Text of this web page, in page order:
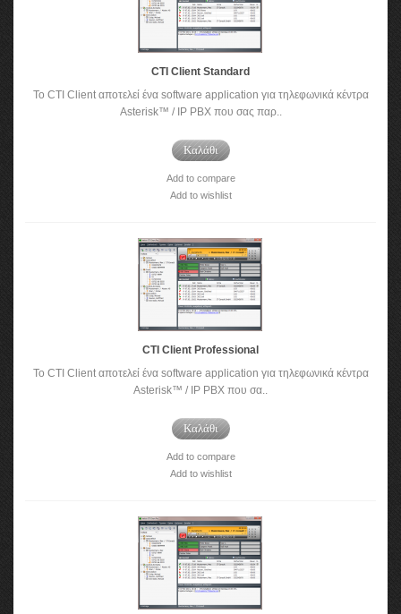
CTI Client Standard
To CTI Client αποτελεί ένα software application για τηλεφωνικά κέντρα
Asterisk™ / IP PBX που σας παρ..
Καλάθι
Add to compare
Add to wishlist
CTI Client Professional
To CTI Client αποτελεί ένα software application για τηλεφωνικά κέντρα
Asterisk™ / IP PBX που σα..
Καλάθι
Add to compare
Add to wishlist